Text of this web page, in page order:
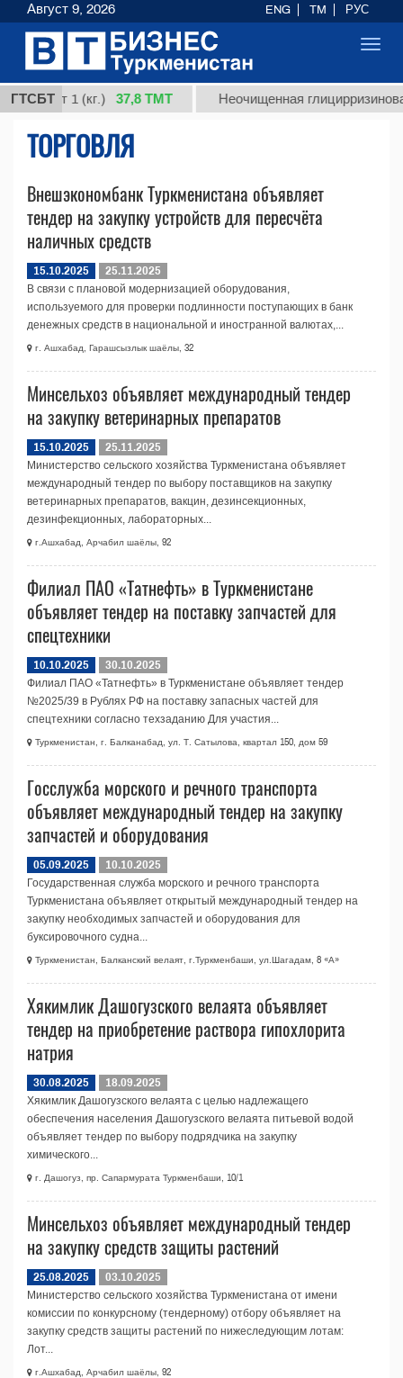
ГТСБТ
сорт 1 (кг.) 37,8 ТМТ Неочищенная
ТОРГОВЛЯ
Внешэкономбанк Туркменистана объявляет
тендер на закупку устройств для пересчёта
наличных средств
15.10.2025
25.11.2025
В связи с плановой модернизацией оборудования,
используемого для проверки подлинности поступающих в банк
денежных средств в национальной и иностранной валютах,...
г. Ашхабад, Гарашсызлык шаёлы, 32
Минсельхоз объявляет международный тендер
на закупку ветеринарных препаратов
15.10.2025
25.11.2025
Министерство сельского хозяйства Туркменистана объявляет
международный тендер по выбору поставщиков на закупку
ветеринарных препаратов, вакцин, дезинсекционных,
дезинфекционных, лабораторных...
г.Ашхабад, Арчабил шаёлы, 92
Филиал ПАО «Татнефть» в Туркменистане
объявляет тендер на поставку запчастей для
спецтехники
10.10.2025
30.10.2025
Филиал ПАО «Татнефть» в Туркменистане объявляет тендер
№2025/39 в Рублях РФ на поставку запасных частей для
спецтехники согласно техзаданию Для участия...
Туркменистан, г. Балканабад, ул. Т. Сатылова, квартал 150, дом 59
Госслужба морского и речного транспорта
объявляет международный тендер на закупку
запчастей и оборудования
05.09.2025
10.10.2025
Государственная служба морского и речного транспорта
Туркменистана объявляет открытый международный тендер на
закупку необходимых запчастей и оборудования для
буксировочного судна...
Туркменистан, Балканский велаят, г.Туркменбаши, ул.Шагадам, 8 «А»
Хякимлик Дашогузского велаята объявляет
тендер на приобретение раствора гипохлорита
натрия
30.08.2025
18.09.2025
Хякимлик Дашогузского велаята с целью надлежащего
обеспечения населения Дашогузского велаята питьевой водой
объявляет тендер по выбору подрядчика на закупку
химического...
г. Дашогуз, пр. Сапармурата Туркменбаши, 10/1
Минсельхоз объявляет международный тендер
на закупку средств защиты растений
25.08.2025
03.10.2025
Министерство сельского хозяйства Туркменистана от имени
комиссии по конкурсному (тендерному) отбору объявляет на
закупку средств защиты растений по нижеследующим лотам:
Лот...
г.Ашхабад, Арчабил шаёлы, 92
Август 9, 2026 ENG TM РУС